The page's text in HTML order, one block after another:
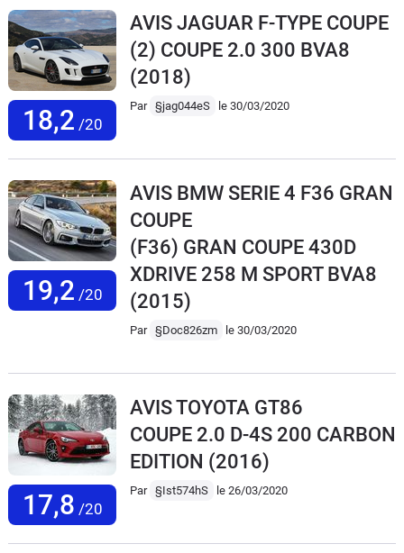
18,2 /20
AVIS JAGUAR F-TYPE COUPE
(2) COUPE 2.0 300 BVA8
(2018)
Par §jag044eS le 30/03/2020
19,2 /20
AVIS BMW SERIE 4 F36 GRAN
COUPE
(F36) GRAN COUPE 430D
XDRIVE 258 M SPORT BVA8
(2015)
Par §Doc826zm le 30/03/2020
17,8 /20
AVIS TOYOTA GT86
COUPE 2.0 D-4S 200 CARBON
EDITION (2016)
Par §Ist574hS le 26/03/2020